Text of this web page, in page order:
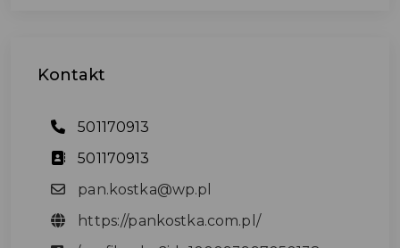
Kontakt
501170913
501170913
pan.kostka@wp.pl
https://pankostka.com.pl/